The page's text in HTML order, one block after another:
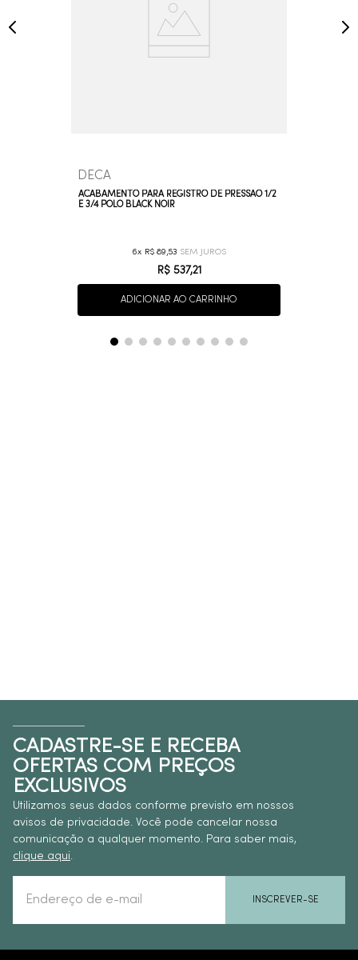
DECA
ACABAMENTO PARA REGISTRO DE PRESSÃO 1/2
E 3/4 POLO BLACK NOIR
6 R$ 89,53
R$ 537,21
ADICIONAR AO CARRINHO
CADASTRE-SE E RECEBA
OFERTAS COM PREÇOS
EXCLUSIVOS
Utilizamos seus dados conforme previsto em nossos
avisos de privacidade. Você pode cancelar nossa
comunicação a qualquer momento. Para saber mais,
clique aqui.
INSCREVER-SE